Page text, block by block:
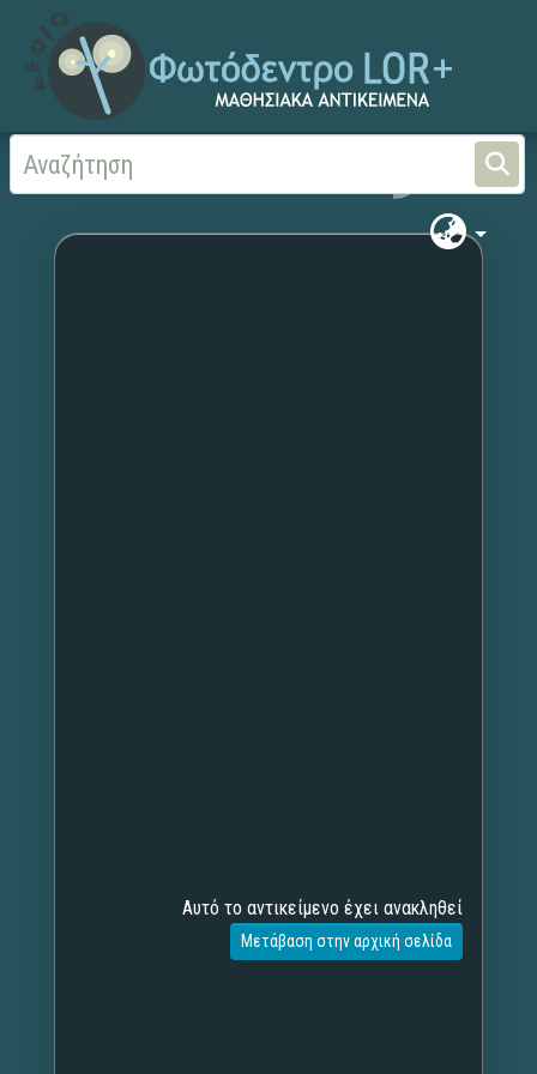
Αρχική Χωρίς τίτλο
Αυτό το αντικείμενο έχει ανακληθεί
Μετάβαση στην αρχική σελίδα